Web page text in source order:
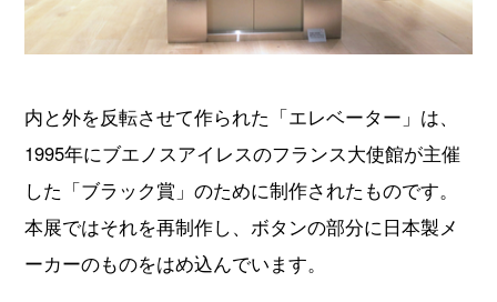
内と外を反転させて作られた「エレベーター」は、
1995年にブエノスアイレスのフランス大使館が主催
した「ブラック賞」のために制作されたものです。
本展ではそれを再制作し、ボタンの部分に日本製メ
ーカーのものをはめ込んでいます。